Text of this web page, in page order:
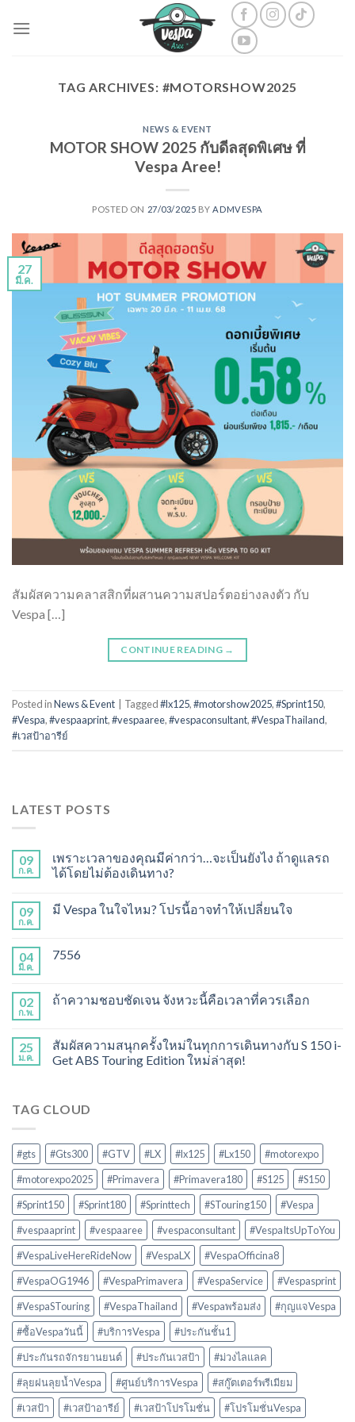
TAG ARCHIVES: #MOTORSHOW2025
NEWS & EVENT
MOTOR SHOW 2025 กับดีลสุดพิเศษ ที่
Vespa Aree!
POSTED ON 27/03/2025 BY ADMVESPA
27
มี.ค.
สัมผัสความคลาสสิกที่ผสานความสปอร์ตอย่างลงตัว กับ
Vespa […]
CONTINUE READING →
Posted inNews & Event Tagged#lx125,#motorshow2025,#Sprint150,
#Vespa,#vespaaprint,#vespaaree,#vespaconsultant,#VespaThailand,
#เวสป้าอารีย์
LATEST POSTS
09
ก.ค.
เพราะเวลาของคุณมีค่ากว่า…จะเป็นยังไง ถ้าดูแลรถ
ได้โดยไม่ต้องเดินทาง?
09
ก.ค.
มี Vespa ในใจไหม? โปรนี้อาจทำให้เปลี่ยนใจ
04
มี.ค.
7556
02
ก.พ.
ถ้าความชอบชัดเจน จังหวะนี้คือเวลาที่ควรเลือก
25
ม.ค.
สัมผัสความสนุกครั้งใหม่ในทุกการเดินทางกับ S 150 i-
Get ABS Touring Edition ใหม่ล่าสุด!
TAG CLOUD
#gts #Gts300 #GTV #LX #lx125 #Lx150
#motorexpo
#motorexpo2025
#Primavera #Primavera180 #S125
#S150
#Sprint150
#Sprint180 #Sprinttech #STouring150
#Vespa
#vespaaprint
#vespaaree #vespaconsultant
#VespaItsUpToYou
#VespaLiveHereRideNow
#VespaLX
#VespaOfficina8
#VespaOG1946
#VespaPrimavera #VespaService
#Vespasprint
#VespaSTouring
#VespaThailand #Vespaพร้อมส่ง
#กุญแจVespa
#ซื้อVespaวันนี้
#บริการVespa
#ประกันชั้น1
#ประกันรถจักรยานยนต์
#ประกันเวสป้า
#ม่วงไลแลค
#ลุยฝนลุยน้ำVespa
#ศูนย์บริการVespa
#สกู๊ตเตอร์พรีเมียม
#เวสป้า
#เวสป้าอารีย์ #เวสป้าโปรโมชั่น #โปรโมชั่นVespa